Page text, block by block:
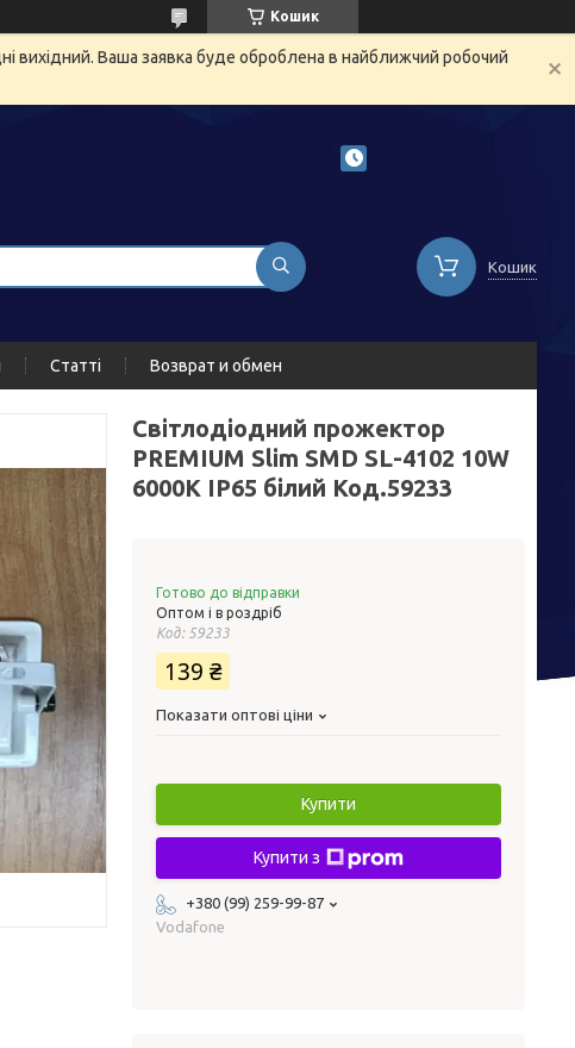
Кошик
вихідний. Ваша заявка буде оброблена в найближчий робочий
Кошик
Статті Возврат и обмен
Світлодіодний прожектор
PREMIUM Slim SMD SL-4102 10W
6000K IP65 білий Код.59233
Готово до відправки
Оптом і в роздріб
Код: 59233
139 ₴
Показати оптові ціни
Купити
Купити з
+380 (99) 259-99-87
Vodafone